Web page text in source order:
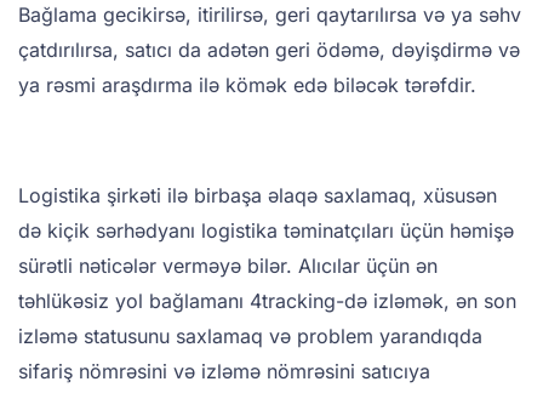
Bağlama gecikirsə, itirilirsə, geri qaytarılırsa və ya səhv
çatdırılırsa, satıcı da adətən geri ödəmə, dəyişdirmə və
ya rəsmi araşdırma ilə kömək edə biləcək tərəfdir.
Logistika şirkəti ilə birbaşa əlaqə saxlamaq, xüsusən
də kiçik sərhədyanı logistika təminatçıları üçün həmişə
sürətli nəticələr verməyə bilər. Alıcılar üçün ən
təhlükəsiz yol bağlamanı 4tracking-də izləmək, ən son
izləmə statusunu saxlamaq və problem yarandıqda
sifariş nömrəsini və izləmə nömrəsini satıcıya